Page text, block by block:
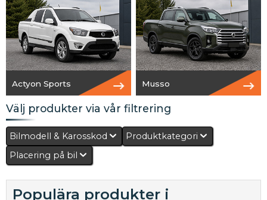
Actyon Sports Musso
Välj produkter via vår filtrering
Bilmodell & Karosskod
Produktkategori
Placering på bil
Populära produkter i